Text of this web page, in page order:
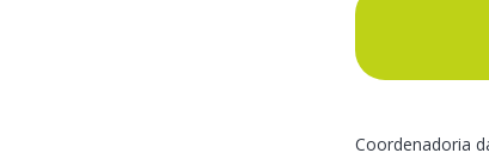
Coordenadoria